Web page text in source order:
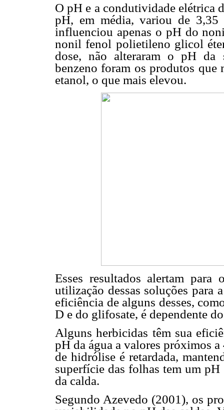
O pH e a condutividade elétrica
pH, em média, variou de
influenciou apenas o pH do
nonil fenol polietileno glicol
dose, não alteraram o pH
benzeno foram os produtos
etanol, o que mais elevou.
Esses resultados alertam
utilização dessas soluções para
eficiência de alguns desses,
D e do glifosate, é dependente
Alguns herbicidas têm sua
pH da água a valores próximos
de hidrólise é retardada,
superfície das folhas tem um
da calda.
Segundo Azevedo (2001), os